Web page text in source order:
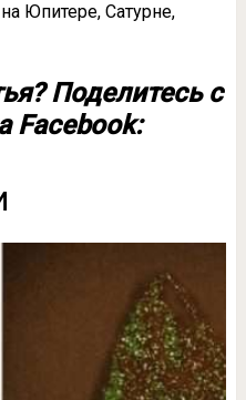
Юпитере, Сатурне,
Поделитесь с
Facebook: